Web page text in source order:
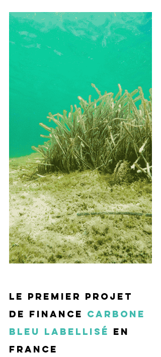
Le premier projet
de finance carbone
bleu labellisé en
France